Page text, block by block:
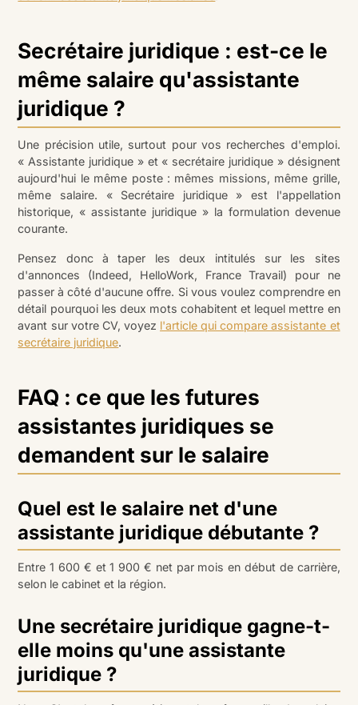
Secrétaire juridique : est-ce le
même salaire qu'assistante
juridique ?
Une précision utile, surtout pour vos recherches d'emploi.
« Assistante juridique » et « secrétaire juridique » désignent
aujourd'hui le même poste : mêmes missions, même grille,
même salaire. « Secrétaire juridique » est l'appellation
historique, « assistante juridique » la formulation devenue
courante.
Pensez donc à taper les deux intitulés sur les sites
d'annonces (Indeed, HelloWork, France Travail) pour ne
passer à côté d'aucune offre. Si vous voulez comprendre en
détail pourquoi les deux mots cohabitent et lequel mettre en
avant sur votre CV, voyez l'article qui compare assistante et
secrétaire juridique.
FAQ : ce que les futures
assistantes juridiques se
demandent sur le salaire
Quel est le salaire net d'une
assistante juridique débutante ?
Entre 1 600 € et 1 900 € net par mois en début de carrière,
selon le cabinet et la région.
Une secrétaire juridique gagne-t-
elle moins qu'une assistante
juridique ?